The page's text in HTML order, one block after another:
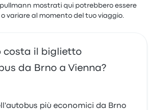
mostrati qui potrebbero essere
variare al momento del tuo viaggio.
costa il biglietto
da Brno a Vienna?
più economici da Brno